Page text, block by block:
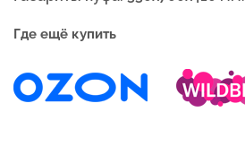
Где ещё купить